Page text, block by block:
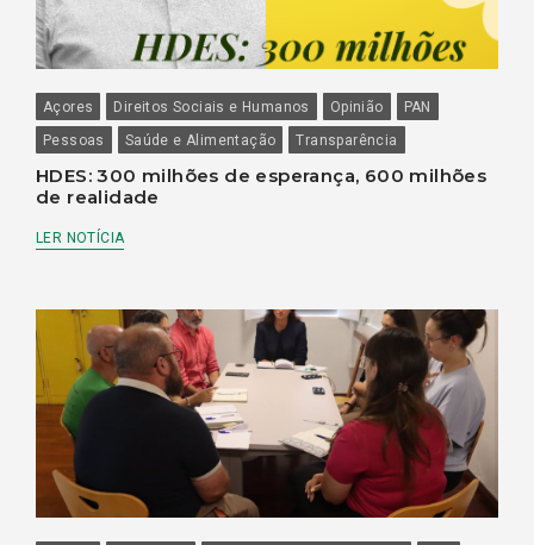
Açores Direitos Sociais e Humanos Opinião
PAN
Pessoas
Saúde e Alimentação Transparência
HDES: 300 milhões de esperança, 600 milhões
de realidade
LER NOTÍCIA